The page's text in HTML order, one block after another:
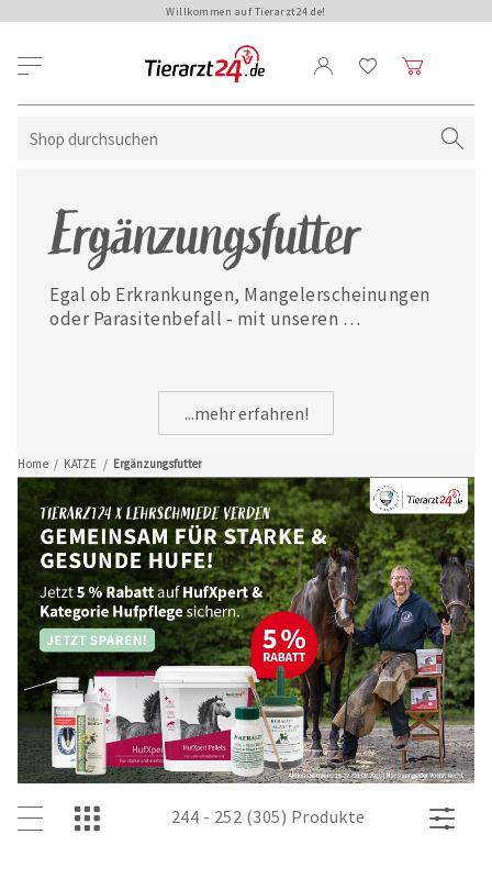
Willkommen auf Tierarzt24.de!
Home / KATZE / Ergänzungsfutter
Ergänzungsfutter
Egal ob Erkrankungen, Mangelerscheinungen
oder Parasitenbefall - mit unseren
...mehr erfahren!
244 - 252 (305) Produkte